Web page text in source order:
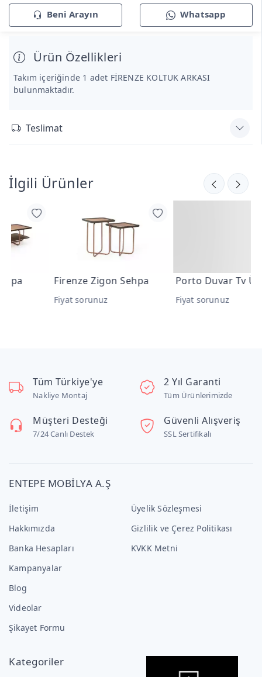
Beni Arayın Whatsapp
Ürün Özellikleri
Takım içeriğinde 1 adet FİRENZE KOLTUK ARKASI
bulunmaktadır.
Teslimat
İlgili Ürünler
Firenze Zigon Sehpa
Fiyat sorunuz
Porto Duvar Tv Ünitesi
Fiyat sorunuz
Tüm Türkiye'ye
Nakliye Montaj
2 Yıl Garanti
Tüm Ürünlerimizde
Müşteri Desteği
7/24 Canlı Destek
Güvenli Alışveriş
SSL Sertifikalı
ENTEPE MOBİLYA A.Ş
İletişim
Hakkımızda
Banka Hesapları
Kampanyalar
Blog
Videolar
Şikayet Formu
Üyelik Sözleşmesi
Gizlilik ve Çerez Politikası
KVKK Metni
Kategoriler